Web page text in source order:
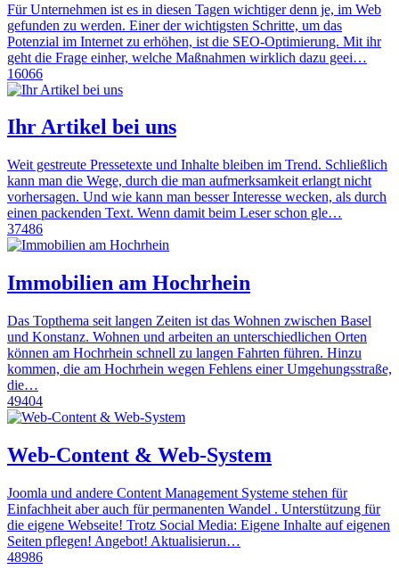
Für Unternehmen ist es in diesen Tagen wichtiger denn je, im Web
gefunden zu werden. Einer der wichtigsten Schritte, um das
Potenzial im Internet zu erhöhen, ist die SEO-Optimierung. Mit ihr
geht die Frage einher, welche Maßnahmen wirklich dazu geei…
16066
Ihr Artikel bei uns
Weit gestreute Pressetexte und Inhalte bleiben im Trend. Schließlich
kann man die Wege, durch die man aufmerksamkeit erlangt nicht
vorhersagen. Und wie kann man besser Interesse wecken, als durch
einen packenden Text. Wenn damit beim Leser schon gle…
37486
Immobilien am Hochrhein
Das Topthema seit langen Zeiten ist das Wohnen zwischen Basel
und Konstanz. Wohnen und arbeiten an unterschiedlichen Orten
können am Hochrhein schnell zu langen Fahrten führen. Hinzu
kommen, die am Hochrhein wegen Fehlens einer Umgehungsstraße,
die…
49404
Web-Content & Web-System
Joomla und andere Content Management Systeme stehen für
Einfachheit aber auch für permanenten Wandel . Unterstützung für
die eigene Webseite! Trotz Social Media: Eigene Inhalte auf eigenen
Seiten pflegen! Angebot! Aktualisierun…
48986